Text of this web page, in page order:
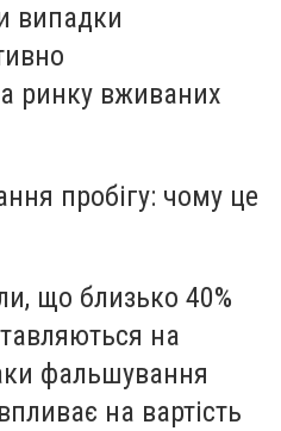
випадки
ринку вживаних
пробігу: чому це
що близько 40%
на
фальшування
на вартість